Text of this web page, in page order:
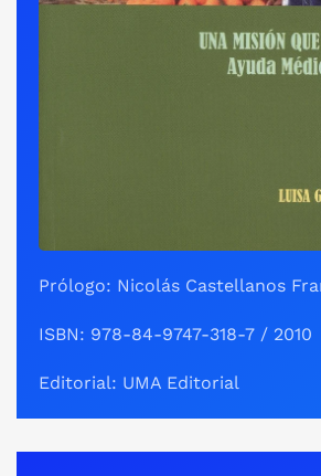
Prólogo: Nicolás Castellanos
ISBN: 978-84-9747-318-7 / 2010
Editorial: UMA Editorial